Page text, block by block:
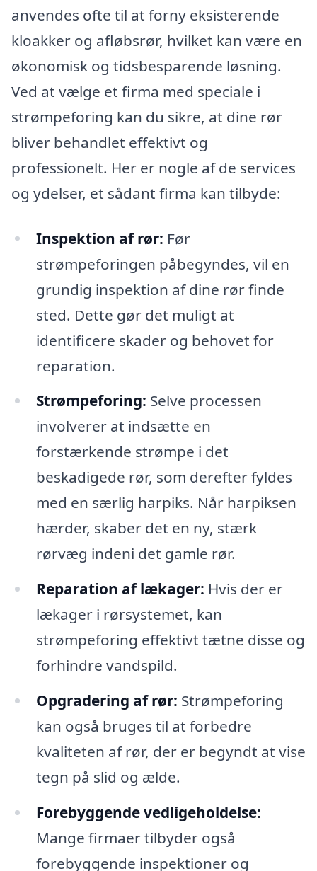
anvendes ofte til at forny eksisterende
kloakker og afløbsrør, hvilket kan være en
økonomisk og tidsbesparende løsning.
Ved at vælge et firma med speciale i
strømpeforing kan du sikre, at dine rør
bliver behandlet effektivt og
professionelt. Her er nogle af de services
og ydelser, et sådant firma kan tilbyde:
Inspektion af rør: Før
strømpeforingen påbegyndes, vil en
grundig inspektion af dine rør finde
sted. Dette gør det muligt at
identificere skader og behovet for
reparation.
Strømpeforing: Selve processen
involverer at indsætte en
forstærkende strømpe i det
beskadigede rør, som derefter fyldes
med en særlig harpiks. Når harpiksen
hærder, skaber det en ny, stærk
rørvæg indeni det gamle rør.
Reparation af lækager: Hvis der er
lækager i rørsystemet, kan
strømpeforing effektivt tætne disse og
forhindre vandspild.
Opgradering af rør: Strømpeforing
kan også bruges til at forbedre
kvaliteten af rør, der er begyndt at vise
tegn på slid og ælde.
Forebyggende vedligeholdelse:
Mange firmaer tilbyder også
forebyggende inspektioner og